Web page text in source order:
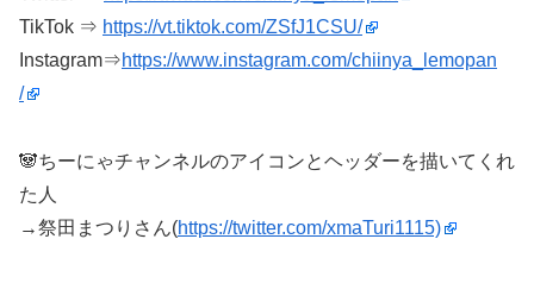
TikTok ⇒ https://vt.tiktok.com/ZSfJ1CSU/
Instagram⇒https://www.instagram.com/chiinya_lemopan
/
🐼ちーにゃチャンネルのアイコンとヘッダーを描いてくれ
た人
→祭田まつりさん(https://twitter.com/xmaTuri1115)